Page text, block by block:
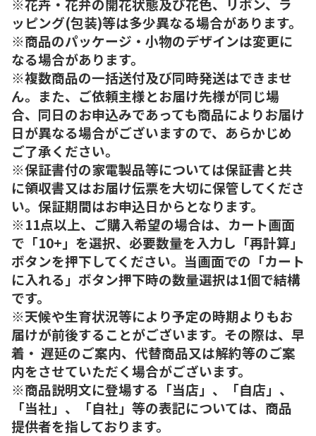
ッピング(包装)等は多少異なる場合があります。
※商品のパッケージ・小物のデザインは変更に
なる場合があります。
※複数商品の一括送付及び同時発送はできませ
ん。また、ご依頼主様とお届け先様が同じ場
合、同日のお申込みであっても商品によりお届け
日が異なる場合がございますので、あらかじめ
ご了承ください。
※保証書付の家電製品等については保証書と共
に領収書又はお届け伝票を大切に保管してくださ
い。保証期間はお申込日からとなります。
※11点以上、ご購入希望の場合は、カート画面
で「10+」を選択、必要数量を入力し「再計算」
ボタンを押下してください。当画面での「カート
に入れる」ボタン押下時の数量選択は1個で結構
です。
※天候や生育状況等により予定の時期よりもお
届けが前後することがございます。その際は、早
着・ 遅延のご案内、代替商品又は解約等のご案
内をさせていただく場合がございます。
※商品説明文に登場する「当店」、「自店」、
「当社」、「自社」等の表記については、商品
提供者を指しております。